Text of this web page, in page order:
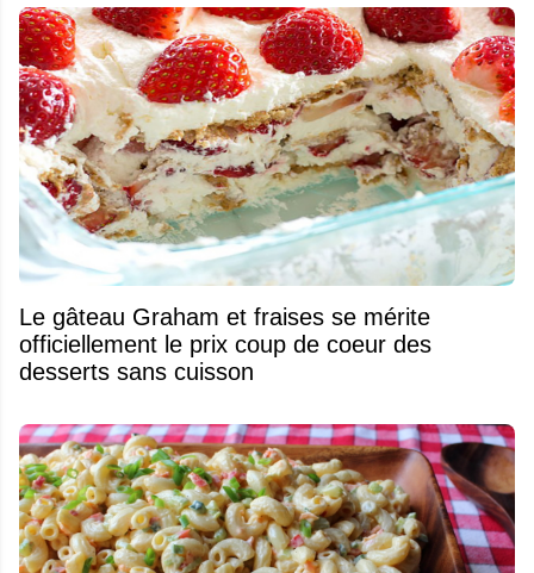
Le gâteau Graham et fraises se mérite
officiellement le prix coup de coeur des
desserts sans cuisson